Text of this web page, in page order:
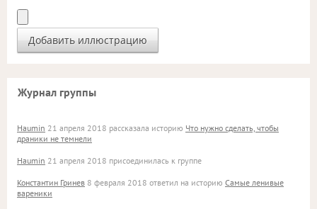
Журнал группы
Haumin 21 апреля 2018 рассказала историю Что нужно сделать, чтобы
драники не темнели
Haumin 21 апреля 2018 присоединилась к группе
Константин Гринев 8 февраля 2018 ответил на историю Самые ленивые
вареники